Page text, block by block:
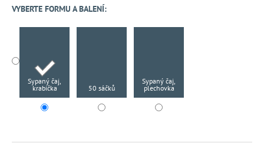
VYBERTE FORMU A BALENÍ:
Sypaný čaj,
krabička
50 sáčků
Sypaný čaj,
plechovka
p
č